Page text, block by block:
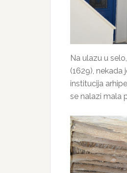
Na ulazu u
(1629), nekada
institucija
se nalazi mala